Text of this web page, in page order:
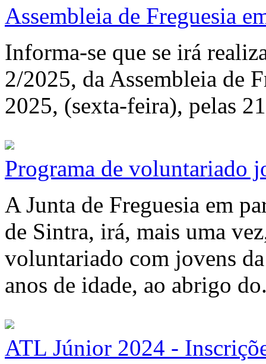
Assembleia de Freguesia
Informa-se que se irá
2/2025, da Assembleia de
2025, (sexta-feira), pelas
Programa de voluntariado
A Junta de Freguesia em
de Sintra, irá, mais uma
voluntariado com jovens
anos de idade, ao abrigo
ATL Júnior 2024 -